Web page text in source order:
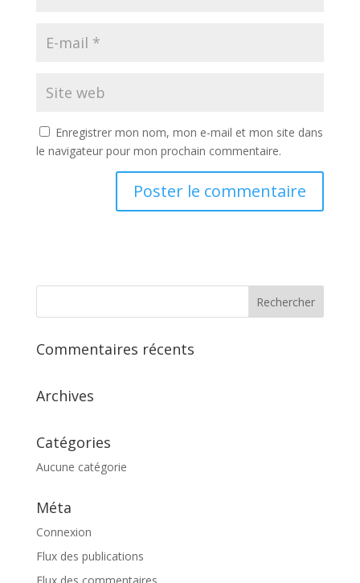
Enregistrer mon nom, mon e-mail et mon site dans
le navigateur pour mon prochain commentaire.
Commentaires récents
Archives
Catégories
Aucune catégorie
Méta
Connexion
Flux des publications